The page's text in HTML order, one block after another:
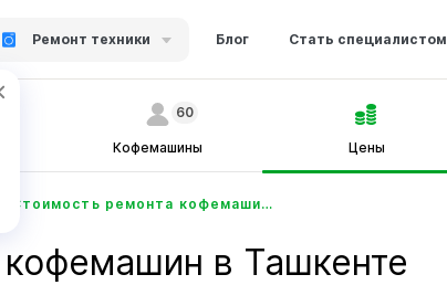
Ремонт техники Блог Стать специалистом
Кофемашины
60
Цены
Стоимость ремонта кофемашин в Ташкенте - Ustabor.uz
в Ташкенте